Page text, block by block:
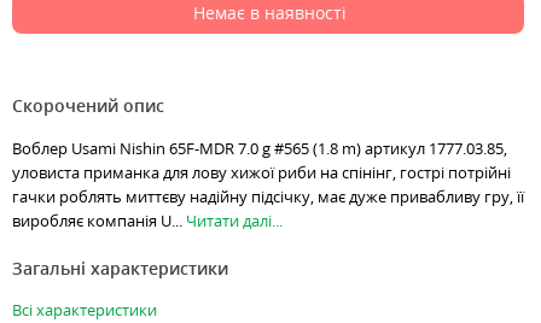
Немає в наявності
Скорочений опис
Воблер Usami Nishin 65F-MDR 7.0 g #565 (1.8 m) артикул 1777.03.85,
уловиста приманка для лову хижої риби на спінінг, гострі потрійні
гачки роблять миттєву надійну підсічку, має дуже привабливу гру, її
виробляє компанія U... Читати далі...
Загальні характеристики
Всі характеристики